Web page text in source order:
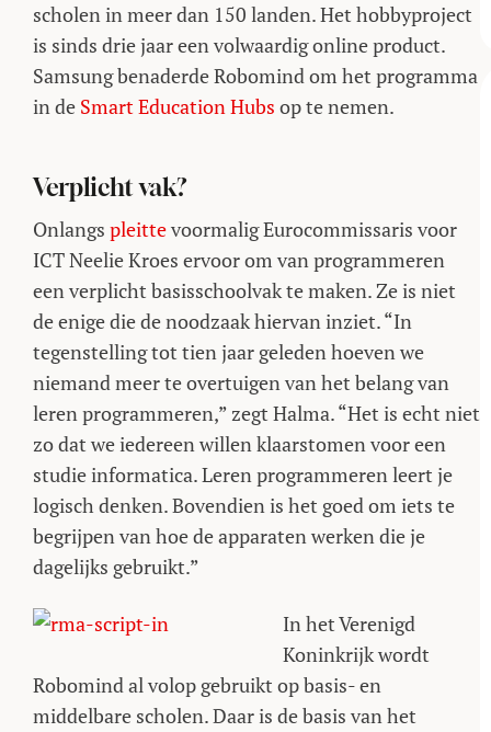
scholen in meer dan 150 landen. Het hobbyproject
is sinds drie jaar een volwaardig online product.
Samsung benaderde Robomind om het programma
in de Smart Education Hubs op te nemen.
Verplicht vak?
Onlangs pleittevoormalig Eurocommissaris voor
ICT Neelie Kroes ervoor om van programmeren
een verplicht basisschoolvak te maken. Ze is niet
de enige die de noodzaak hiervan inziet. “In
tegenstelling tot tien jaar geleden hoeven we
niemand meer te overtuigen van het belang van
leren programmeren,” zegt Halma. “Het is echt niet
zo dat we iedereen willen klaarstomen voor een
studie informatica. Leren programmeren leert je
logisch denken. Bovendien is het goed om iets te
begrijpen van hoe de apparaten werken die je
dagelijks gebruikt.”
In het Verenigd
Koninkrijk wordt
Robomind al volop gebruikt op basis- en
middelbare scholen. Daar is de basis van het